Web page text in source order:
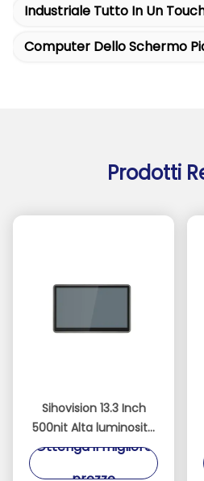
Industriale Tutto In Un
Computer Dello Schermo
Prodotti
Sihovision 13.3 Inch
500nit Alta luminosità
10 punti touchscreen
Ottenga il migliore